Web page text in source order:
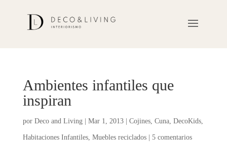
Ambientes infantiles que
inspiran
por Deco and Living| Mar 1, 2013| Cojines, Cuna, DecoKids,
Habitaciones Infantiles, Muebles reciclados| 5 comentarios